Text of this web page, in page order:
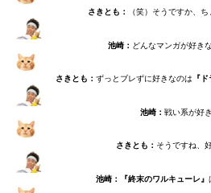
さきとも： （笑）そうですか、ち
池崎： どんなマンガが好き
さきとも： ずっとブレずに好きなのは 『
池崎： 戦い系が好
さきとも： そうですね、
池崎：『終末のワルキューレ』